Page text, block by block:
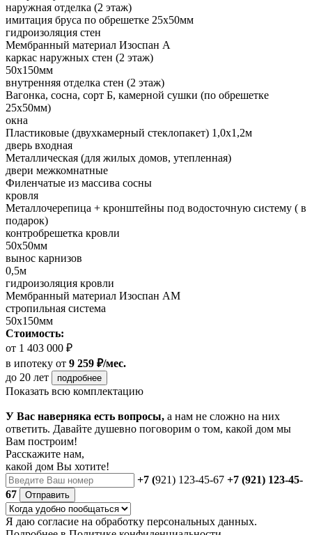
наружная отделка (2 этаж)
имитация бруса по обрешетке 25х50мм
гидроизоляция стен
Мембранный материал Изоспан А
каркас наружных стен (2 этаж)
50х150мм
внутренняя отделка стен (2 этаж)
Вагонка, сосна, сорт Б, камерной сушки (по обрешетке
25х50мм)
окна
Пластиковые (двухкамерный стеклопакет) 1,0х1,2м
дверь входная
Металлическая (для жилых домов, утепленная)
двери межкомнатные
Филенчатые из массива сосны
кровля
Металлочерепица + кронштейны под водосточную систему ( в
подарок)
контробрешетка кровли
50х50мм
вынос карнизов
0,5м
гидроизоляция кровли
Мембранный материал Изоспан АМ
стропильная система
50х150мм
Стоимость:
от 1 403 000 ₽
в ипотеку от 9 259 ₽/мес.
до 20 лет
подробнее
Показать всю комплектацию
У Вас наверняка есть вопросы, а нам не сложно на них
ответить. Давайте душевно поговорим о том, какой дом мы
Вам построим!
Расскажите нам,
какой дом Вы хотите!
+7 (921) 123-45-67 +7 (921) 123-45-
67
Отправить
Я даю согласие на обработку персональных данных.